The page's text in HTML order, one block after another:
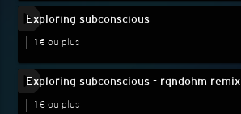
play_circle_filled
Exploring subconscious
1 € ou plus
play_circle_filled
Exploring subconscious - rqndohm remix
1 € ou plus